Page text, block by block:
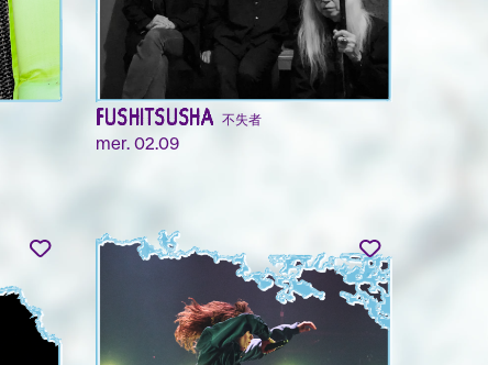
mar. 01.09
FUSHITSUSHA 不失者
mer. 02.09